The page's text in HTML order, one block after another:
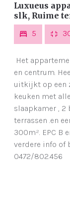
Luxueus
slk, Ruime
5
Het
en centrum.
uitkijkt op een
keuken met
slaapkamer , 2
terrassen .en
300m². EPC B
verdere info of
0472/802.456